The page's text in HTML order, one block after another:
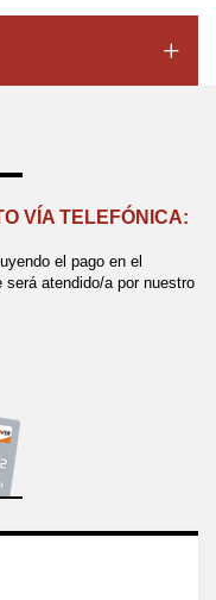
VÍA TELEFÓNICA:
el pago en el
será atendido/a por nuestro